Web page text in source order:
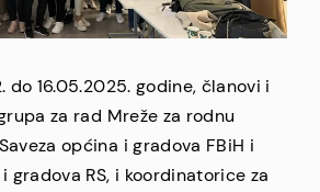
do 16.05.2025. godine, članovi i
za rad Mreže za rodnu
općina i gradova FBiH i
gradova RS, i koordinatorice za